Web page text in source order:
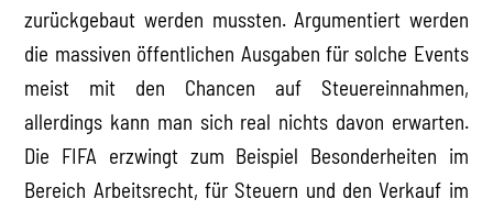
zurückgebaut werden mussten. Argumentiert werden
die massiven öffentlichen Ausgaben für solche Events
meist mit den Chancen auf Steuereinnahmen,
allerdings kann man sich real nichts davon erwarten.
Die FIFA erzwingt zum Beispiel Besonderheiten im
Bereich Arbeitsrecht, für Steuern und den Verkauf im